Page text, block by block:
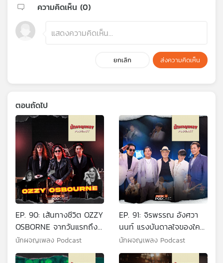
ความคิดเห็น (0)
ยกเลิก ส่งความคิดเห็น
ตอนถัดไป
EP. 90: เส้นทางชีวิต OZZY
OSBORNE จากวันแรกถึง
วันสุดท้าย
นักผจญเพลง Podcast
EP. 91: จิรพรรณ อังศวา
นนท์ แรงบันดาลใจของใคร
หลายคน
นักผจญเพลง Podcast